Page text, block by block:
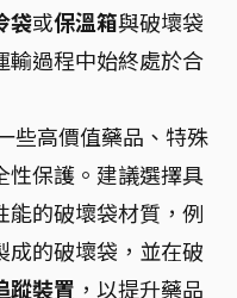
袋或保溫箱與破壞袋
輸過程中始終處於合
些高價值藥品、特殊
性保護。建議選擇具
能的破壞袋材質，例
成的破壞袋，並在破
蹤裝置 ，以提升藥品